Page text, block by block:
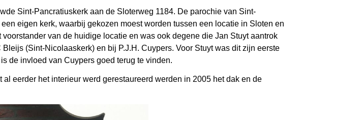
Sint-Pancratiuskerk aan de Sloterweg 1184. De parochie van Sint-
eigen kerk, waarbij gekozen moest worden tussen een locatie in Sloten en
van de huidige locatie en was ook degene die Jan Stuyt aantrok
(Sint-Nicolaaskerk) en bij P.J.H. Cuypers. Voor Stuyt was dit zijn eerste
de invloed van Cuypers goed terug te vinden.
eerder het interieur werd gerestaureerd werden in 2005 het dak en de